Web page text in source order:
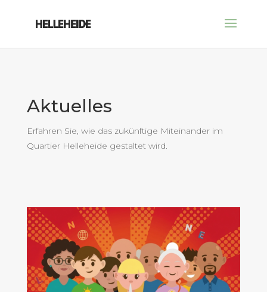
Aktuelles
Erfahren Sie, wie das zukünftige Miteinander im
Quartier Helleheide gestaltet wird.